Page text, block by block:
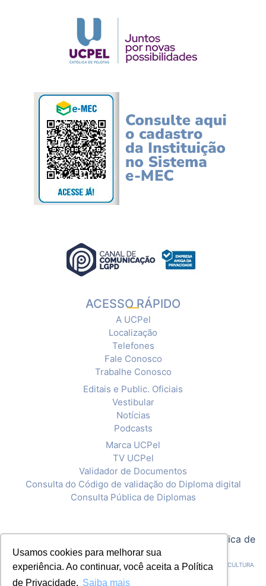
Usamos cookies para melhorar sua
experiência. Ao continuar, você aceita a Política
de Privacidade. Saiba mais
ACESSO RÁPIDO
A UCPel
Localização
Telefones
Fale Conosco
Trabalhe Conosco
Editais e Public. Oficiais
Vestibular
Notícias
Podcasts
Marca UCPel
TV UCPel
Validador de Documentos
Consulta do Código de validação do Diploma digital
Consulta Pública de Diplomas
Política de
Privacidade
CNPJ: 92.238.914/0001-03 - ASSOCIAÇÃO PELOTENSE DE ASSISTÊNCIA E CULTURA